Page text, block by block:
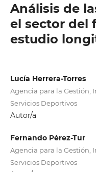
Análisis de
el sector del
estudio
Lucía Herrera-Torres
Agencia para la Gestión,
Servicios Deportivos
Autor/a
Fernando Pérez-Tur
Agencia para la Gestión,
Servicios Deportivos